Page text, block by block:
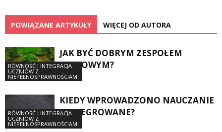
POWIĄZANE ARTYKUŁY WIĘCEJ OD AUTORA
RÓWNOŚĆ I INTEGRACJA
UCZNIÓW Z
NIEPEŁNOSPRAWNOŚCIAMI
JAK BYĆ DOBRYM ZESPOŁEM
KLASOWYM?
RÓWNOŚĆ I INTEGRACJA
UCZNIÓW Z
NIEPEŁNOSPRAWNOŚCIAMI
KIEDY WPROWADZONO NAUCZANIE
ZINTEGROWANE?